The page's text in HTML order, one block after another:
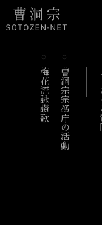
梅花流詠讃歌 曹洞宗宗務庁の活動 よ